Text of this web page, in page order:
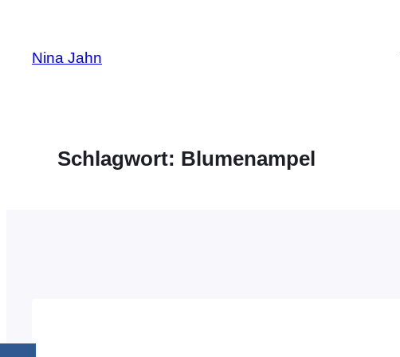
springen
Nina Jahn
Schlagwort: Blumenampel